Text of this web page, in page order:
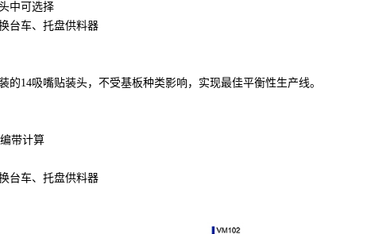
中可选择
台车、托盘供料器
的14吸嘴贴装头，不受基板种类影响，实现最佳平衡性生产线。
带计算
台车、托盘供料器